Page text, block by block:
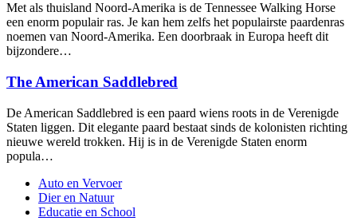
Met als thuisland Noord-Amerika is de Tennessee Walking Horse
een enorm populair ras. Je kan hem zelfs het populairste paardenras
noemen van Noord-Amerika. Een doorbraak in Europa heeft dit
bijzondere…
The American Saddlebred
De American Saddlebred is een paard wiens roots in de Verenigde
Staten liggen. Dit elegante paard bestaat sinds de kolonisten richting
nieuwe wereld trokken. Hij is in de Verenigde Staten enorm
popula…
Auto en Vervoer
Dier en Natuur
Educatie en School